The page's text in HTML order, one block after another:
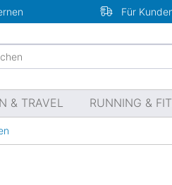
Für
& TRAVEL RUNNING &